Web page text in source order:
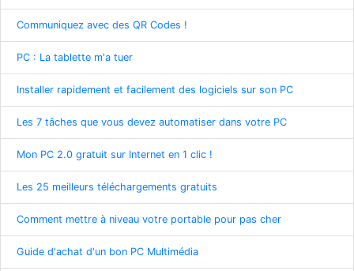
Communiquez avec des QR Codes !
PC : La tablette m'a tuer
Installer rapidement et facilement des logiciels sur son PC
Les 7 tâches que vous devez automatiser dans votre PC
Mon PC 2.0 gratuit sur Internet en 1 clic !
Les 25 meilleurs téléchargements gratuits
Comment mettre à niveau votre portable pour pas cher
Guide d'achat d'un bon PC Multimédia